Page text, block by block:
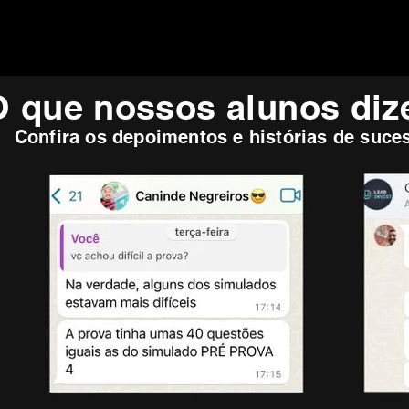
que nossos alunos
Confira os depoimentos e histórias de